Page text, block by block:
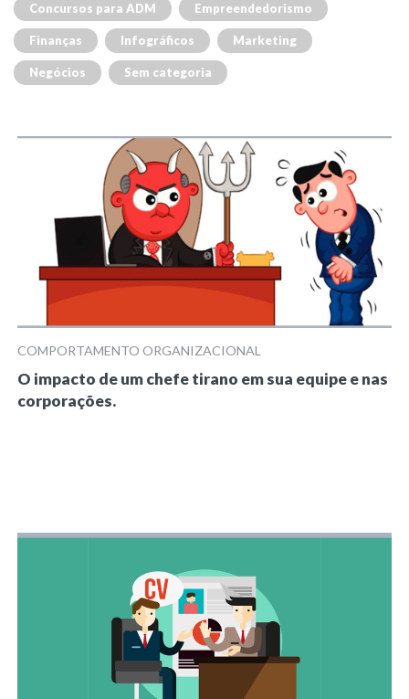
Concursos para ADM Empreendedorismo
Finanças Infográficos Marketing
Negócios Sem categoria
COMPORTAMENTO ORGANIZACIONAL
O impacto de um chefe tirano em sua equipe e nas
corporações.